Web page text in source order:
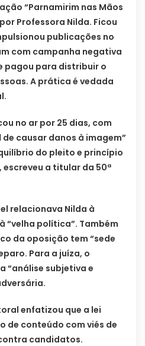
“Parnamirim nas Mãos
Professora Nilda. Ficou
publicações no
com campanha negativa
pagou para distribuir o
A prática é vedada
no ar por 25 dias, com
causar danos à imagem”
do pleito e princípio
a titular da 50ª
relacionava Nilda à
“velha política”. Também
da oposição tem “sede
Para a juíza, o
“análise subjetiva e
enfatizou que a lei
de conteúdo com viés de
candidatos.